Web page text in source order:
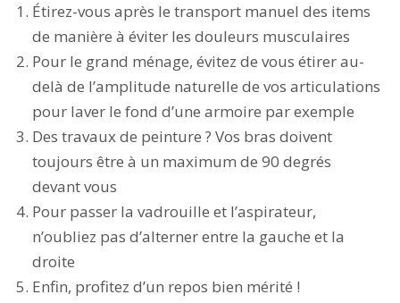
Étirez-vous après le transport manuel des items
de manière à éviter les douleurs musculaires
Pour le grand ménage, évitez de vous étirer au-
delà de l’amplitude naturelle de vos articulations
pour laver le fond d’une armoire par exemple
Des travaux de peinture ? Vos bras doivent
toujours être à un maximum de 90 degrés
devant vous
Pour passer la vadrouille et l’aspirateur,
n’oubliez pas d’alterner entre la gauche et la
droite
Enfin, profitez d’un repos bien mérité !